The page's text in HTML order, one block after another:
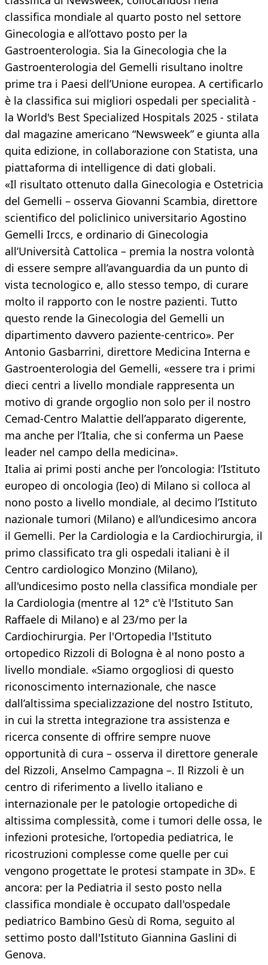
classifica mondiale al quarto posto nel settore
Ginecologia e all’ottavo posto per la
Gastroenterologia. Sia la Ginecologia che la
Gastroenterologia del Gemelli risultano inoltre
prime tra i Paesi dell’Unione europea. A certificarlo
è la classifica sui migliori ospedali per specialità -
la World's Best Specialized Hospitals 2025 - stilata
dal magazine americano “Newsweek” e giunta alla
quita edizione, in collaborazione con Statista, una
piattaforma di intelligence di dati globali.
«Il risultato ottenuto dalla Ginecologia e Ostetricia
del Gemelli – osserva Giovanni Scambia, direttore
scientifico del policlinico universitario Agostino
Gemelli Irccs, e ordinario di Ginecologia
all’Università Cattolica – premia la nostra volontà
di essere sempre all’avanguardia da un punto di
vista tecnologico e, allo stesso tempo, di curare
molto il rapporto con le nostre pazienti. Tutto
questo rende la Ginecologia del Gemelli un
dipartimento davvero paziente-centrico». Per
Antonio Gasbarrini, direttore Medicina Interna e
Gastroenterologia del Gemelli, «essere tra i primi
dieci centri a livello mondiale rappresenta un
motivo di grande orgoglio non solo per il nostro
Cemad-Centro Malattie dell’apparato digerente,
ma anche per l’Italia, che si conferma un Paese
leader nel campo della medicina».
Italia ai primi posti anche per l’oncologia: l’Istituto
europeo di oncologia (Ieo) di Milano si colloca al
nono posto a livello mondiale, al decimo l’Istituto
nazionale tumori (Milano) e all’undicesimo ancora
il Gemelli. Per la Cardiologia e la Cardiochirurgia, il
primo classificato tra gli ospedali italiani è il
Centro cardiologico Monzino (Milano),
all'undicesimo posto nella classifica mondiale per
la Cardiologia (mentre al 12° c'è l'Istituto San
Raffaele di Milano) e al 23/mo per la
Cardiochirurgia. Per l'Ortopedia l'Istituto
ortopedico Rizzoli di Bologna è al nono posto a
livello mondiale. «Siamo orgogliosi di questo
riconoscimento internazionale, che nasce
dall’altissima specializzazione del nostro Istituto,
in cui la stretta integrazione tra assistenza e
ricerca consente di offrire sempre nuove
opportunità di cura – osserva il direttore generale
del Rizzoli, Anselmo Campagna –. Il Rizzoli è un
centro di riferimento a livello italiano e
internazionale per le patologie ortopediche di
altissima complessità, come i tumori delle ossa, le
infezioni protesiche, l’ortopedia pediatrica, le
ricostruzioni complesse come quelle per cui
vengono progettate le protesi stampate in 3D». E
ancora: per la Pediatria il sesto posto nella
classifica mondiale è occupato dall'ospedale
pediatrico Bambino Gesù di Roma, seguito al
settimo posto dall'Istituto Giannina Gaslini di
Genova.